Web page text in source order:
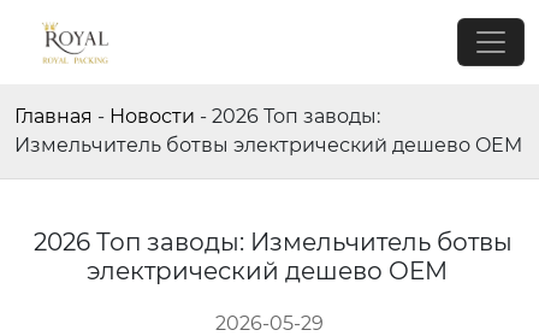
Главная - Новости - 2026 Топ заводы:
Измельчитель ботвы электрический дешево OEM
2026 Топ заводы: Измельчитель ботвы
электрический дешево OEM
2026-05-29